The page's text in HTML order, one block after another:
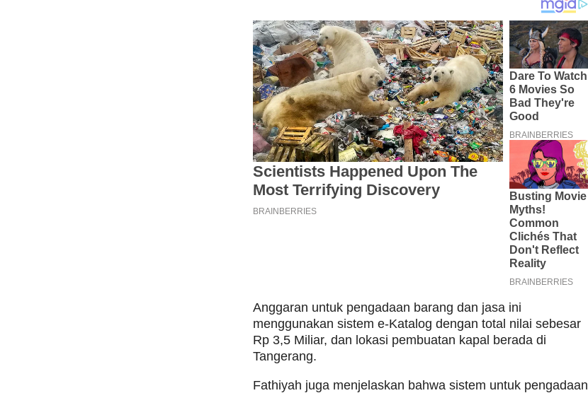
Anggaran untuk pengadaan barang dan jasa ini
menggunakan sistem e-Katalog dengan total nilai sebesar
Rp 3,5 Miliar, dan lokasi pembuatan kapal berada di
Tangerang.
Fathiyah juga menjelaskan bahwa sistem untuk pengadaan